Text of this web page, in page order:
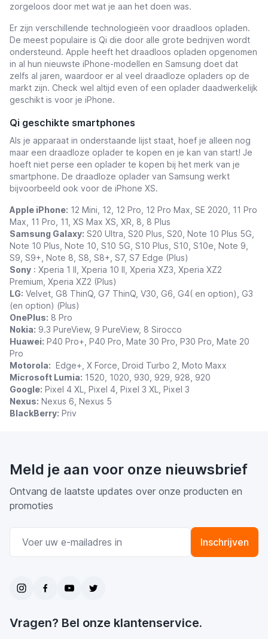
zorgeloos door met wat je aan het doen was.
Er zijn verschillende technologieën voor draadloos opladen.
De meest populaire is Qi die door alle grote bedrijven wordt
ondersteund. Apple heeft het draadloos opladen opgenomen
in al hun nieuwste iPhone-modellen en Samsung doet dat
zelfs al jaren, waardoor er al veel draadloze opladers op de
markt zijn. Check wel altijd even of een oplader daadwerkelijk
geschikt is voor je iPhone.
Qi geschikte smartphones
Als je apparaat in onderstaande lijst staat, hoef je alleen nog
maar een draadloze oplader te kopen en je kan van start! Je
hoeft niet perse een oplader te kopen bij het merk van je
smartphone. De draadloze oplader van Samsung werkt
bijvoorbeeld ook voor de iPhone XS.
Apple iPhone: 12 Mini, 12, 12 Pro, 12 Pro Max, SE 2020, 11 Pro
Max, 11 Pro, 11, XS Max XS, XR, 8, 8 Plus
Samsung Galaxy: S20 Ultra, S20 Plus, S20, Note 10 Plus 5G,
Note 10 Plus, Note 10, S10 5G, S10 Plus, S10, S10e, Note 9,
S9, S9+, Note 8, S8, S8+, S7, S7 Edge (Plus)
Sony : Xperia 1 II, Xperia 10 II, Xperia XZ3, Xperia XZ2
Premium, Xperia XZ2 (Plus)
LG: Velvet, G8 ThinQ, G7 ThinQ, V30, G6, G4( en option), G3
(en option) (Plus)
OnePlus: 8 Pro
Nokia: 9.3 PureView, 9 PureView, 8 Sirocco
Huawei: P40 Pro+, P40 Pro, Mate 30 Pro, P30 Pro, Mate 20
Pro
Motorola: Edge+, X Force, Droid Turbo 2, Moto Maxx
Microsoft Lumia: 1520, 1020, 930, 929, 928, 920
Google: Pixel 4 XL, Pixel 4, Pixel 3 XL, Pixel 3
Nexus: Nexus 6, Nexus 5
BlackBerry: Priv
Meld je aan voor onze nieuwsbrief
Ontvang de laatste updates over onze producten en
promoties
Inschrijven
Vragen? Bel onze klantenservice.